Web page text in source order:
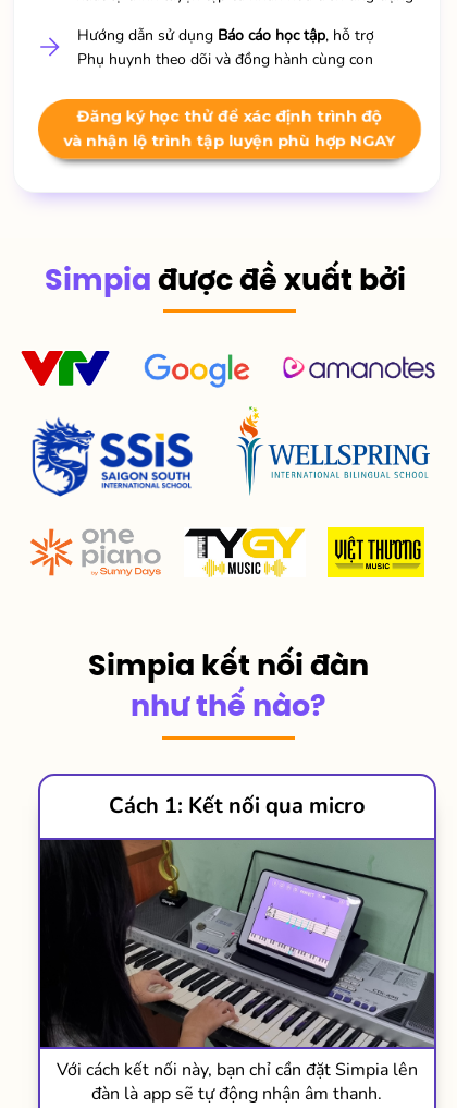
Đăng ký học thử để xác định trình độ
và nhận lộ trình tập luyện phù hợp NGAY
Hướng dẫn sử dụngBáo cáo học tập, hỗ trợ
Phụ huynh theo dõi và đồng hành cùng con
Simpiađược đề xuất bởi
Cách 1: Kết nối qua micro
Với cách kết nối này, bạn chỉ cần đặt Simpia lên
đàn là app sẽ tự động nhận âm thanh.
Simpia kết nối đàn
như thế nào?